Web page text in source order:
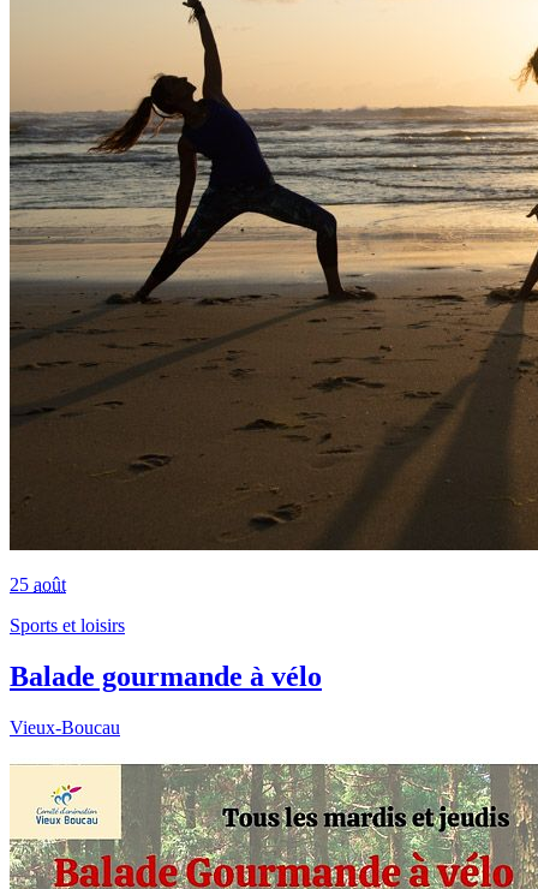
25 août
Sports et loisirs
Balade gourmande à vélo
Vieux-Boucau